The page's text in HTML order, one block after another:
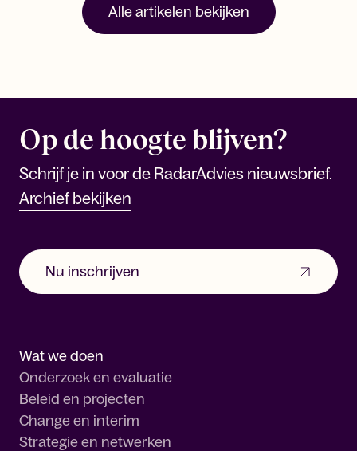
Alle artikelen bekijken
Op de hoogte blijven?
Schrijf je in voor de RadarAdvies nieuwsbrief.
Archief bekijken
Nu inschrijven
Wat we doen
Onderzoek en evaluatie
Beleid en projecten
Change en interim
Strategie en netwerken